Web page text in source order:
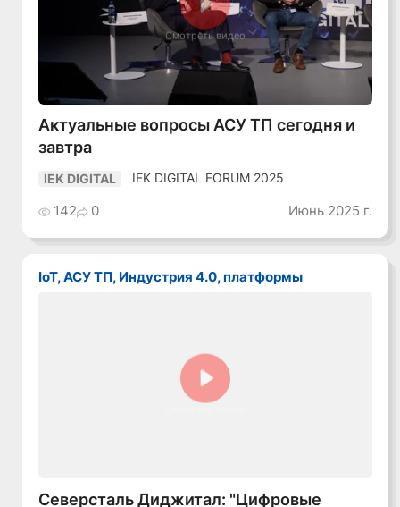
Смотреть видео
Актуальные вопросы АСУ ТП сегодня и
завтра
IEK DIGITAL IEK DIGITAL FORUM 2025
142 0 Июнь 2025 г.
IoT, АСУ ТП, Индустрия 4.0, платформы
Северсталь Диджитал: "Цифровые